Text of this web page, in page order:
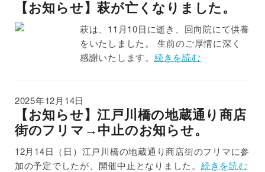
【お知らせ】萩が亡くなりました。
萩は、11月10日に逝き、回向院にて供養
をいたしました。 生前のご厚情に深く
感謝いたします。 続きを読む
2025年12月14日
【お知らせ】江戸川橋の地蔵通り商店
街のフリマ→中止のお知らせ。
12月14日（日）江戸川橋の地蔵通り商店街のフリマに参
加の予定でしたが、開催中止となりました。 続きを読む